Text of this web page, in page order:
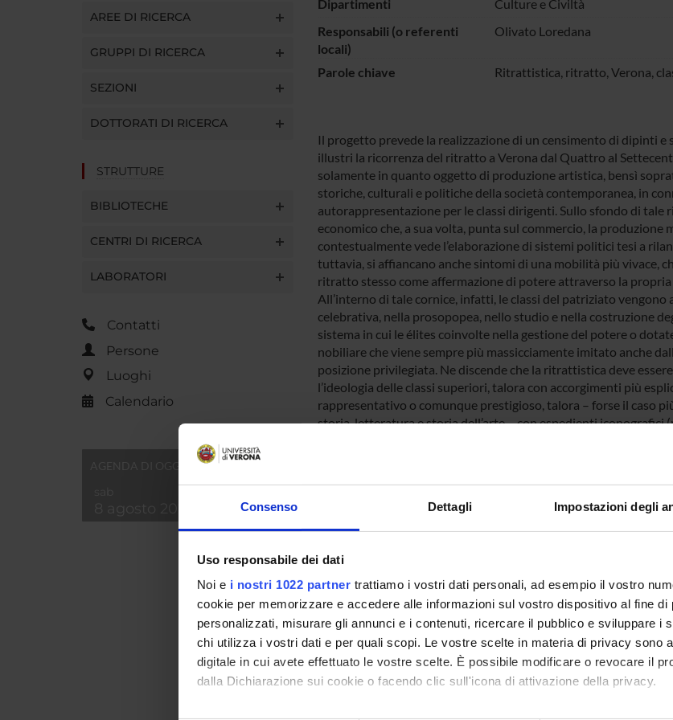
Consenso Dettagli Impostazioni degli
Uso responsabile dei dati
Noi e i nostri 1022 partner trattiamo i vostri dati personali, ad esempio il vostro
cookie per memorizzare e accedere alle informazioni sul vostro dispositivo al fine di
personalizzati, misurare gli annunci e i contenuti, ricercare il pubblico e sviluppare i
chi utilizza i vostri dati e per quali scopi. Le vostre scelte in materia di privacy sono
digitale in cui avete effettuato le vostre scelte. È possibile modificare o revocare il
dalla Dichiarazione sui cookie o facendo clic sull'icona di attivazione della privacy.
AREE DI RICERCA
GRUPPI DI RICERCA
SEZIONI
DOTTORATI DI RICERCA
STRUTTURE
BIBLIOTECHE
CENTRI DI RICERCA
LABORATORI
Contatti
Persone
Luoghi
Calendario
Dipartimenti
Culture e Civiltà
Responsabili (o referenti
locali)
Olivato Loredana
Parole chiave Ritrattistica, ritratto, Verona,
Il progetto prevede la realizzazione di un censimento di dipinti
illustri la ricorrenza del ritratto a Verona dal Quattro al
solamente in quanto oggetto di produzione artistica, bensì
storiche, culturali e politiche della società contemporanea, in
autorappresentazione per le classi dirigenti. Sullo sfondo di tale
economico che, a sua volta, punta sul commercio, la
contestualmente vede l’elaborazione di sistemi politici tesi a
tuttavia, si affiancano anche sintomi di una mobilità più vivace,
ritratto stesso come affermazione di potere attraverso la
All’interno di tale cornice, infatti, le classi del patriziato
celebrativa, nella prosopopea, nello studio e nella costruzione
sistema in cui le élites coinvolte nella gestione del potere o
nobiliare che viene sempre più massicciamente imitato anche
posizione privilegiata. Ne discende che la ritrattistica deve
l’ideologia delle classi superiori, talora con accorgimenti più
rappresentativo o comunque prestigioso, talora – forse il caso
storia, letteratura e storia dell’arte – con espedienti iconografici
che accompagnano il soggetto, ecc.) che possono essere più
storia della cultura materiale e politica, da cui trarre quegli
atteggiamento culturale che riflette – con tutte le varianti del
Finanziamento: assegnato e
PARTECIPANTI AL PROGETTO
Alessandro Arcangeli Cultore della materia